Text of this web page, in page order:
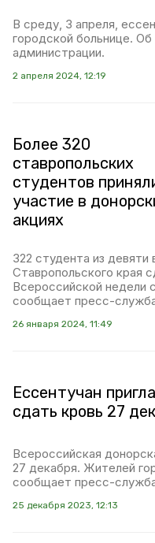
В среду, 3 апреля,
городской больнице.
администрации.
2 апреля 2024, 12:19
Более 320
ставропольских
студентов
участие в
акциях
322 студента из девяти
Ставропольского края
Всероссийской недели
сообщает пресс-
26 января 2024, 11:49
Ессентучан
сдать кровь 27
Всероссийская
27 декабря. Жителей
сообщает пресс-
25 декабря 2023, 12:13